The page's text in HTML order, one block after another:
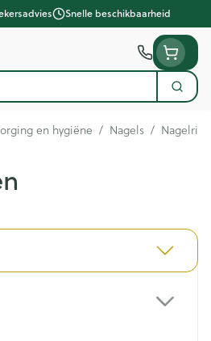
Snelle beschikbaarheid
Zoek
en hygiëne / Nagels /